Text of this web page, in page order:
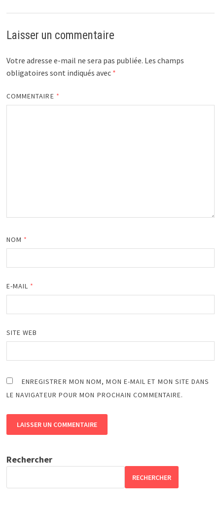
Laisser un commentaire
Votre adresse e-mail ne sera pas publiée. Les champs
obligatoires sont indiqués avec *
COMMENTAIRE *
NOM *
E-MAIL *
SITE WEB
ENREGISTRER MON NOM, MON E-MAIL ET MON SITE DANS
LE NAVIGATEUR POUR MON PROCHAIN COMMENTAIRE.
Rechercher
RECHERCHER